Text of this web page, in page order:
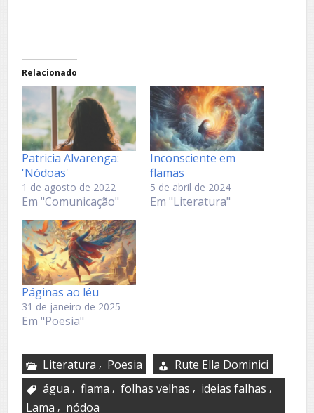
Relacionado
Patricia Alvarenga:
'Nódoas'
1 de agosto de 2022
Em "Comunicação"
Inconsciente em
flamas
5 de abril de 2024
Em "Literatura"
Páginas ao léu
31 de janeiro de 2025
Em "Poesia"
Literatura , Poesia
Rute Ella Dominici
água , flama , folhas velhas , ideias falhas ,
Lama , nódoa